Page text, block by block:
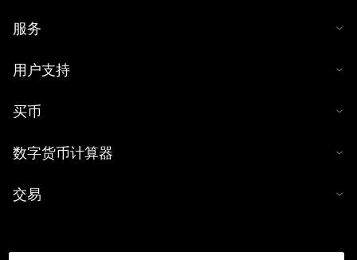
服务
用户支持
买币
数字货币计算器
交易